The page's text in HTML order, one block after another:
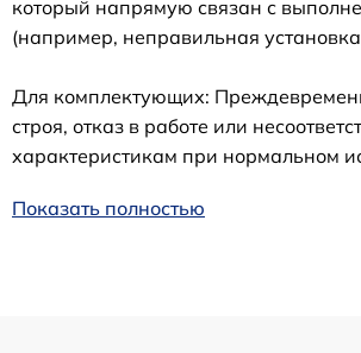
который напрямую связан с
(например, неправильная
Для комплектующих:
строя, отказ в работе или
характеристикам при нормальном
Показать полностью